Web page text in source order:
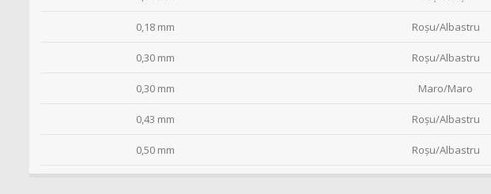
0,18 mm Roşu/Albastru
0,30 mm Roşu/Albastru
0,30 mm Maro/Maro
0,43 mm Roşu/Albastru
0,50 mm Roşu/Albastru